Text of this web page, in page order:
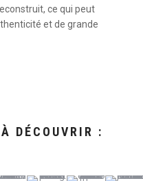
ce qui peut
et de grande
DÉCOUVRIR :